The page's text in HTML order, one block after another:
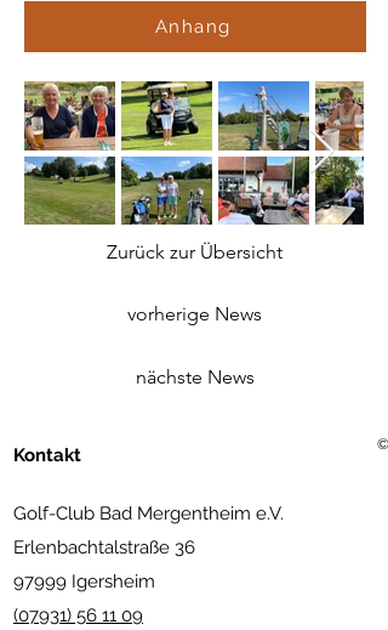
Anhang
Zurück zur Übersicht
vorherige News
nächste News
Kontakt
Golf-Club Bad Mergentheim e.V.
Erlenbachtalstraße 36
97999 Igersheim
(07931) 56 11 09